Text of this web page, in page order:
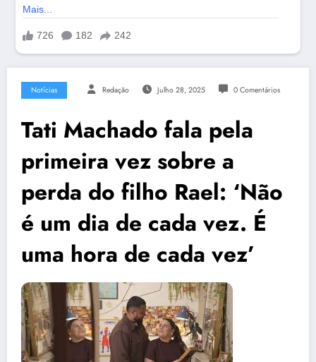
Notícias Redação Julho 28, 2025 0 Comentários
Tati Machado fala pela
primeira vez sobre a
perda do filho Rael: ‘Não
é um dia de cada vez. É
uma hora de cada vez’